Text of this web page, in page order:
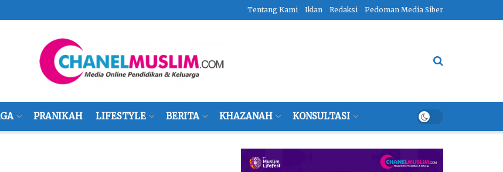
Tentang Kami Iklan Redaksi Pedoman Media Siber
PRANIKAH LIFESTYLE BERITA KHAZANAH KONSULTASI